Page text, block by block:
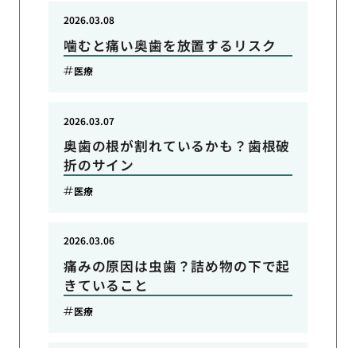
噛むと痛い奥歯を放置するリスク
2026.03.08
医療
奥歯の根が割れているかも？歯根破
折のサイン
2026.03.07
医療
痛みの原因は虫歯？詰め物の下で起
きていること
2026.03.06
医療